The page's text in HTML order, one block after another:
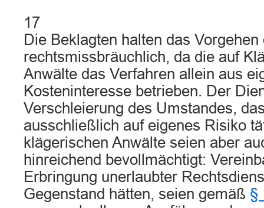
17
Die Beklagten halten das
rechtsmissbräuchlich, da die auf
Anwälte das Verfahren allein aus
Kosteninteresse betrieben. Der
Verschleierung des Umstandes,
ausschließlich auf eigenes Risiko
klägerischen Anwälte seien aber
hinreichend bevollmächtigt:
Erbringung unerlaubter
Gegenstand hätten, seien gemäß §